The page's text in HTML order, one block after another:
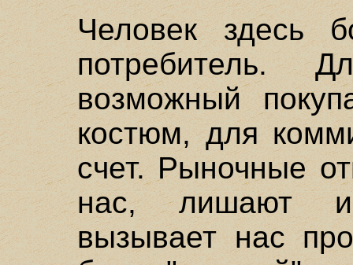
Человек здесь
потребитель.
возможный
костюм, для
счет. Рыночные
нас, лишают
вызывает нас